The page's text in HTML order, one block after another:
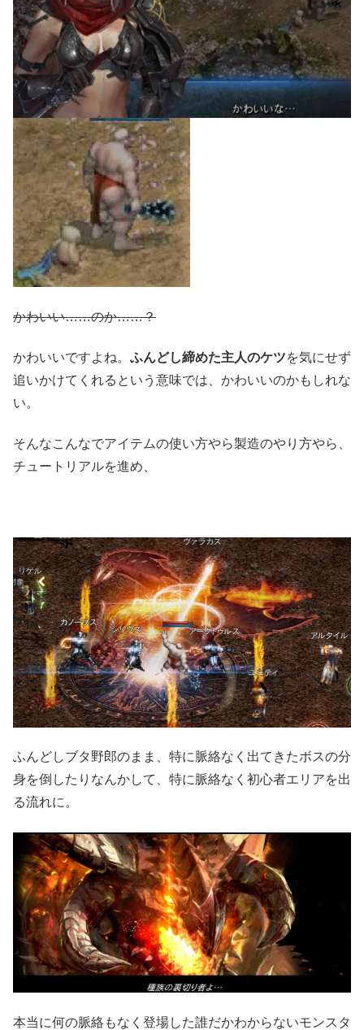
かわいい……のか……？
かわいいですよね。 ふんどし締めた主人のケツを気にせず
追いかけてくれるという意味では、かわいいのかもしれな
い。
そんなこんなでアイテムの使い方やら製造のやり方やら、
チュートリアルを進め、
ふんどしブタ野郎のまま、特に脈絡なく出てきたボスの分
身を倒したりなんかして、特に脈絡なく初心者エリアを出
る流れに。
本当に何の脈絡もなく登場した誰だかわからないモンスタ